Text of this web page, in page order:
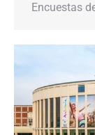
Encuestas